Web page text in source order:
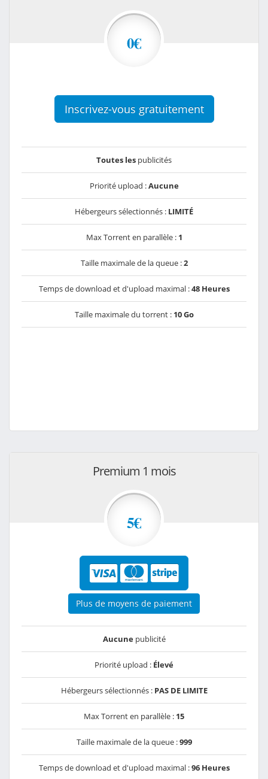
0€
Inscrivez-vous gratuitement
Toutes les publicités
Priorité upload :Aucune
Hébergeurs sélectionnés : LIMITÉ
Max Torrent en parallèle : 1
Taille maximale de la queue :2
Temps de download et d'upload maximal :48 Heures
Taille maximale du torrent : 10 Go
Premium 1 mois
5€
Plus de moyens de paiement
Aucunepublicité
Priorité upload : Élevé
Hébergeurs sélectionnés : PAS DE LIMITE
Max Torrent en parallèle : 15
Taille maximale de la queue :999
Temps de download et d'upload maximal :96 Heures